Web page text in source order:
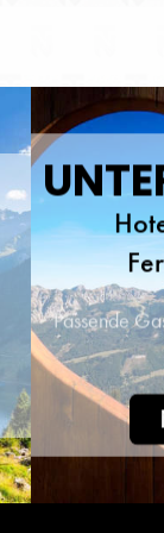
beste
Passende